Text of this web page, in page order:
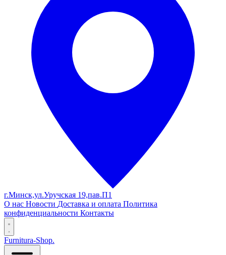
г.Минск,ул.Уручская 19,пав.П1
О нас Новости Доставка и оплата Политика
конфиденциальности Контакты
Furnitura-Shop.